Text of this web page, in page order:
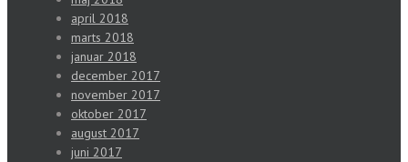
april 2018
marts 2018
januar 2018
december 2017
november 2017
oktober 2017
august 2017
juni 2017